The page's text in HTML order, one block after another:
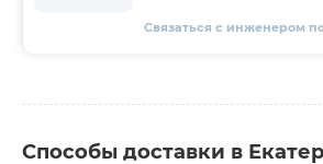
Связаться с инженером
Способы доставки в